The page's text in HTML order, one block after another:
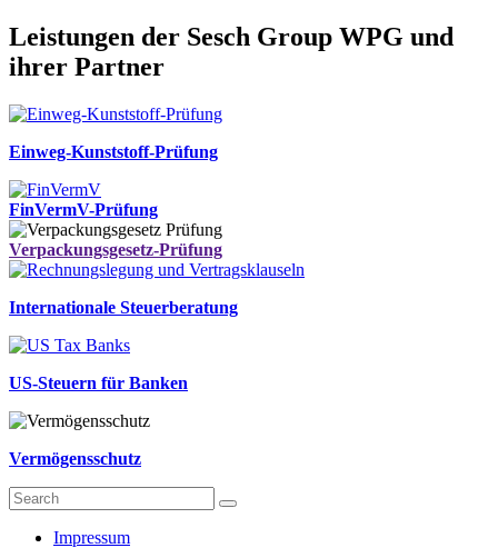
Leistungen der Sesch Group WPG und
ihrer Partner
Einweg-Kunststoff-Prüfung
FinVermV-Prüfung
Verpackungsgesetz-Prüfung
Internationale Steuerberatung
US-Steuern für Banken
Vermögensschutz
Impressum